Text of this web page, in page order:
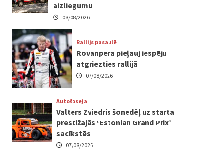
aizliegumu
08/08/2026
Rallijs pasaulē
Rovanpera pieļauj iespēju
atgriezties rallijā
07/08/2026
Autošoseja
Valters Zviedris šonedēļ uz starta
prestižajās ‘Estonian Grand Prix’
sacīkstēs
07/08/2026